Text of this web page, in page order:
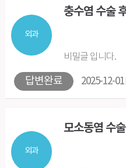
외과
충수염 수술
답변완료
비밀글 입니다.
2025-12-01
외과
모소동염 수